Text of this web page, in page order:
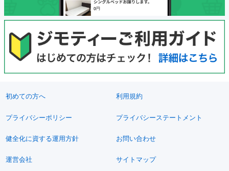
初めての方へ 利用規約
プライバシーポリシー プライバシーステートメント
健全化に資する運用方針 お問い合わせ
運営会社 サイトマップ